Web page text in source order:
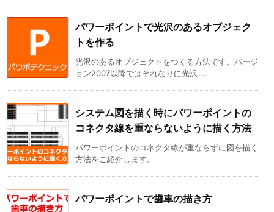
パワーポイントで光沢のあるオブジェク
トを作る
光沢のあるオブジェクトをつくる方法です。バージ
ョン2007以降ではそれなりに光沢 ...
システム図を描く時にパワーポイントの
コネクタ線を重ならないように描く方法
パワーポイントのコネクタ線が重ならずに図を描く
方法をご紹介します。
パワーポイントで歯車の描き方